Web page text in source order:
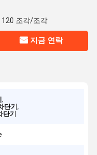
120 조각/조각
지금 연락
,
단기,
기